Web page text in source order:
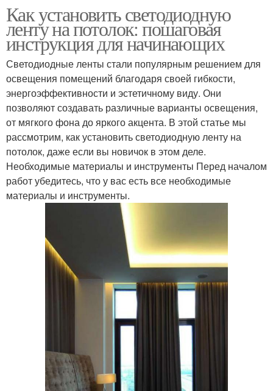
Как установить светодиодную
ленту на потолок: пошаговая
инструкция для начинающих
Светодиодные ленты стали популярным решением для
освещения помещений благодаря своей гибкости,
энергоэффективности и эстетичному виду. Они
позволяют создавать различные варианты освещения,
от мягкого фона до яркого акцента. В этой статье мы
рассмотрим, как установить светодиодную ленту на
потолок, даже если вы новичок в этом деле.
Необходимые материалы и инструменты Перед началом
работ убедитесь, что у вас есть все необходимые
материалы и инструменты.